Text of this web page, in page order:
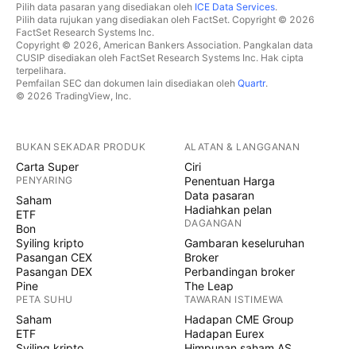
Pilih data pasaran yang disediakan oleh ICE Data Services.
Pilih data rujukan yang disediakan oleh FactSet. Copyright © 2026
FactSet Research Systems Inc.
Copyright © 2026, American Bankers Association. Pangkalan data
CUSIP disediakan oleh FactSet Research Systems Inc. Hak cipta
terpelihara.
Pemfailan SEC dan dokumen lain disediakan oleh Quartr.
© 2026 TradingView, Inc.
BUKAN SEKADAR PRODUK
Carta Super
PENYARING
Saham
ETF
Bon
Syiling kripto
Pasangan CEX
Pasangan DEX
Pine
PETA SUHU
Saham
ETF
ALATAN & LANGGANAN
Ciri
Penentuan Harga
Data pasaran
Hadiahkan pelan
DAGANGAN
Gambaran keseluruhan
Broker
Perbandingan broker
The Leap
TAWARAN ISTIMEWA
Hadapan CME Group
Hadapan Eurex